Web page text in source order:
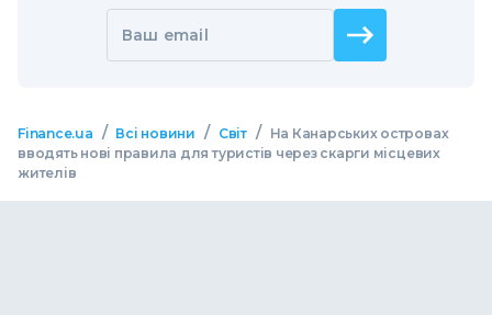
Ваш email
Finance.ua / Всі новини / Світ /
На Канарських островах
вводять нові правила для туристів через скарги місцевих
жителів